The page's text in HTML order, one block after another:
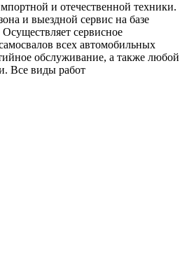
и отечественной техники.
и выездной сервис на базе
сервисное
всех автомобильных
обслуживание, а также любой
Все виды работ